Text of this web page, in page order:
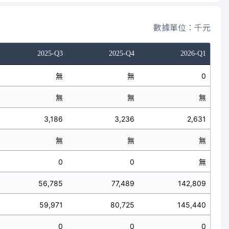
數據單位：千元
2025-Q3 2025-Q4 2026-Q1
無 無 0
無 無 無
3,186 3,236 2,631
無 無 無
0 0 無
56,785 77,489 142,809
59,971 80,725 145,440
0 0 0